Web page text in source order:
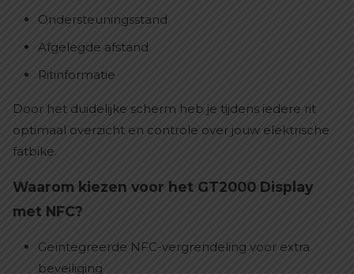
Ondersteuningsstand
Afgelegde afstand
Ritinformatie
Door het duidelijke scherm heb je tijdens iedere rit
optimaal overzicht en controle over jouw elektrische
fatbike.
Waarom kiezen voor het GT2000 Display
met NFC?
Geïntegreerde NFC-vergrendeling voor extra
beveiliging